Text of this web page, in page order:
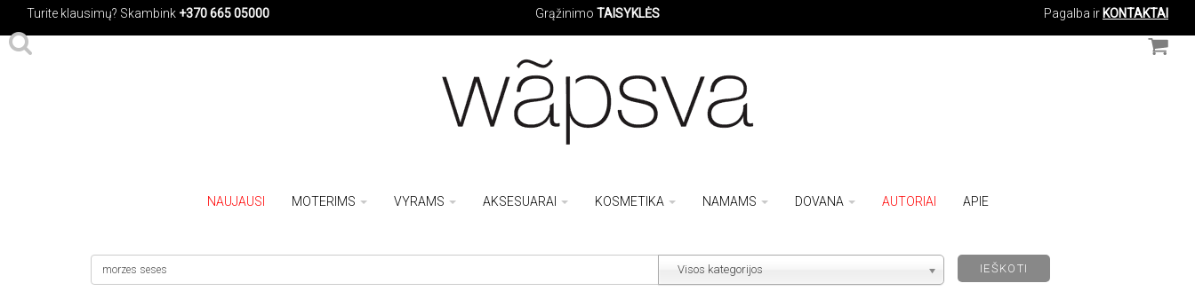
Turite klausimų? Skambink +370 665 05000 Grąžinimo TAISYKLĖS Pagalba ir KONTAKTAI
NAUJAUSI MOTERIMS VYRAMS AKSESUARAI KOSMETIKA NAMAMS DOVANA AUTORIAI APIE
Visos kategorijos